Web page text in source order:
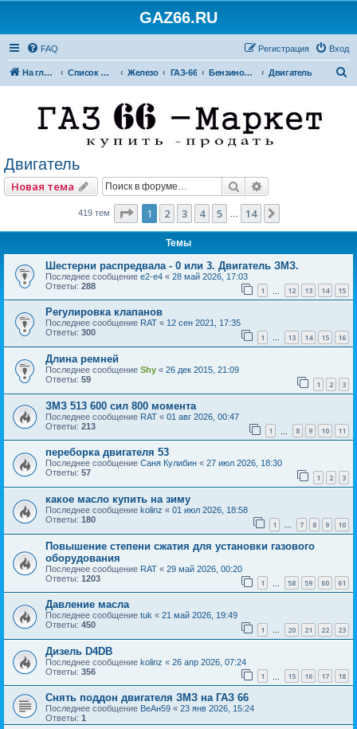
GAZ66.RU
FAQ Вход
Регистрация
На главную Список форумов Железо ГАЗ-66 Бензиновые двигатели Двигатель
Двигатель
Новая тема Поиск
419 тем Страница из 14
1 2 3 4 5 14
Темы
Шестерни распредвала - 0 или 3. Двигатель ЗМЗ.
Последнее сообщение e2-e4 « 28 май 2026, 17:03
Ответы: 288 1 12 13 14 15
Регулировка клапанов
Последнее сообщение RAT « 12 сен 2021, 17:35
Ответы: 300 1 … 13 14 15 16
Длина ремней
Последнее сообщение Shy « 26 дек 2015, 21:09
Ответы: 59 1 2 3
ЗМЗ 513 600 сил 800 момента
Последнее сообщение RAT « 01 авг 2026, 00:47
Ответы: 213 1 8 9 10 11
переборка двигателя 53
Последнее сообщение Саня Кулибин « 27 июл 2026, 18:30
Ответы: 57 1 2 3
какое масло купить на зиму
Последнее сообщение kolinz « 01 июл 2026, 18:58
Ответы: 180 1 7 8 9 10
Повышение степени сжатия для установки газового
оборудования
Последнее сообщение RAT « 29 май 2026, 00:20
Ответы: 1203 1 58 59 60 61
Давление масла
Последнее сообщение tuk « 21 май 2026, 19:49
Ответы: 450 1 … 20 21 22 23
Дизель D4DB
Последнее сообщение kolinz « 26 апр 2026, 07:24
Ответы: 356 1 15 16 17 18
Снять поддон двигателя ЗМЗ на ГАЗ 66
Последнее сообщение ВеАн59 « 23 янв 2026, 15:24
Ответы: 1